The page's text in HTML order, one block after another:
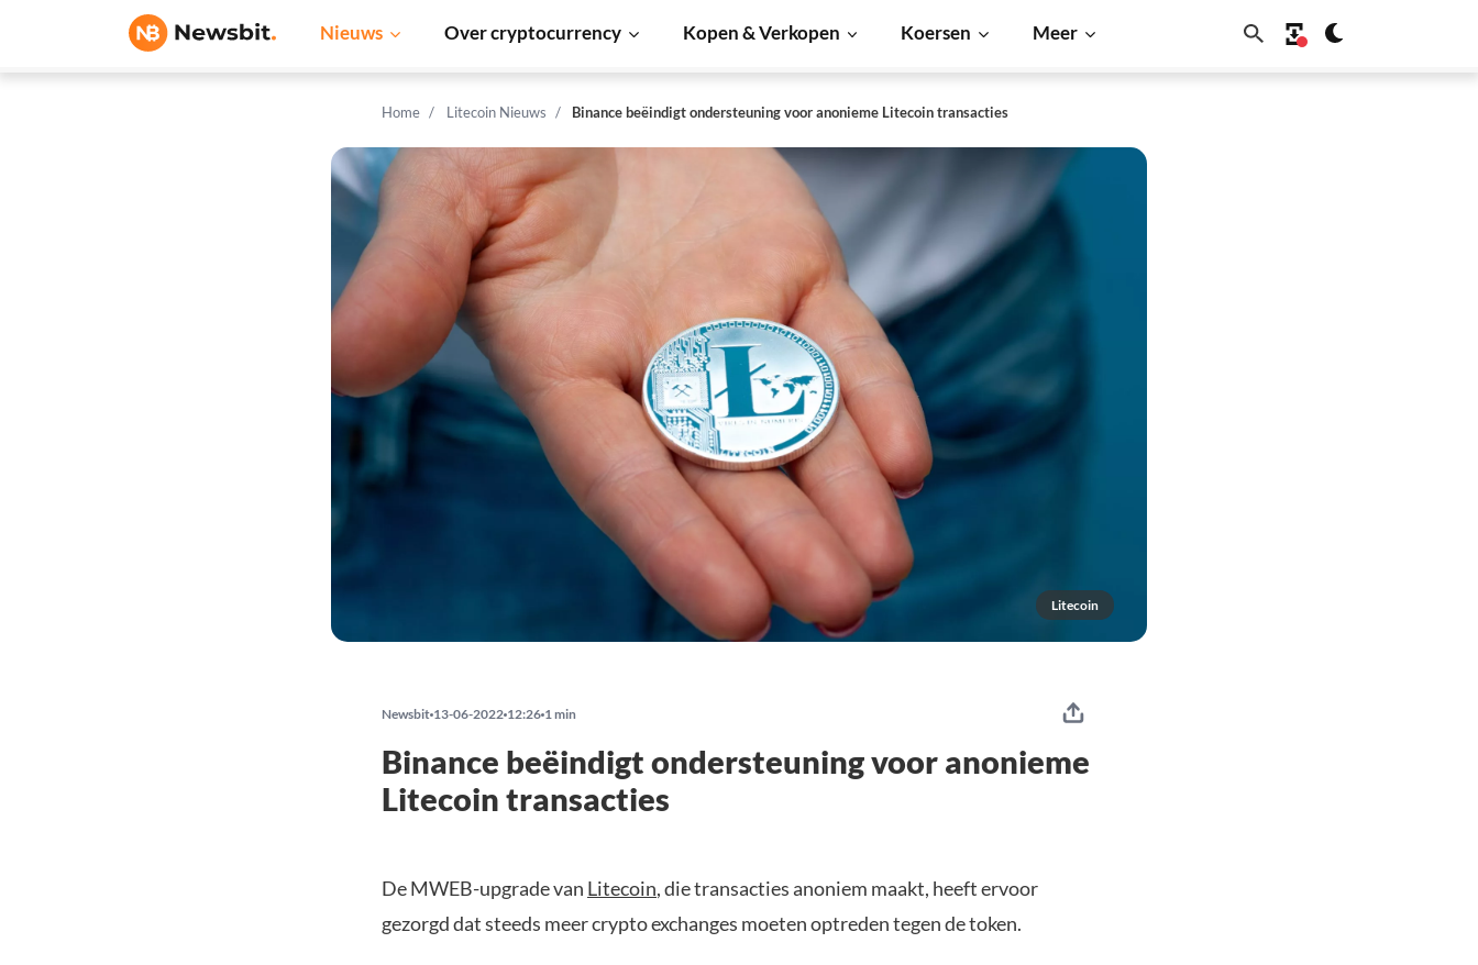
Nieuws Over cryptocurrency Kopen & Verkopen Koersen Meer
Home Litecoin Nieuws Binance beëindigt ondersteuning voor anonieme Litecoin transacties
Litecoin
Newsbit 13-06-2022 12:26 1 min
Binance beëindigt ondersteuning voor anonieme
Litecoin transacties
De MWEB-upgrade van Litecoin, die transacties anoniem maakt, heeft ervoor
gezorgd dat steeds meer crypto exchanges moeten optreden tegen de token.